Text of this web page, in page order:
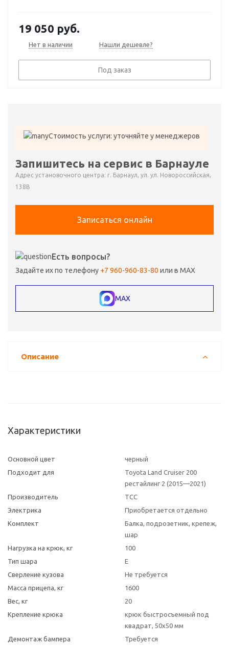
19 050 руб.
Нет в наличии Нашли дешевле?
Под заказ
Стоимость услуги: уточняйте у менеджеров
Запишитесь на сервис в Барнауле
Адрес установочного центра: г. Барнаул, ул. ул. Новороссийская,
138В
Записаться онлайн
Есть вопросы?
Задайте их по телефону +7 960-960-83-80 или в MAX
MAX
Описание
Характеристики
Основной цвет
черный
Подходит для
Toyota Land Cruiser 200
рестайлинг 2 (2015—2021)
Производитель
ТСС
Электрика
Приобретается отдельно
Комплект
Балка, подрозетник, крепеж,
шар
Нагрузка на крюк, кг
100
Тип шара
E
Сверление кузова
Не требуется
Масса прицепа, кг
1600
Вес, кг
20
Крепление крюка
крюк быстросъемный под
квадрат, 50х50 мм
Демонтаж бампера
Требуется